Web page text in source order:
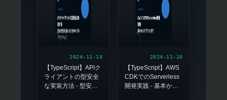
2024-11-10
【TypeScript】APIク
ライアントの型安全
な実装方法 - 型安全
2024-11-10
【TypeScript】AWS
CDKでのServerless
開発実践 - 基本から